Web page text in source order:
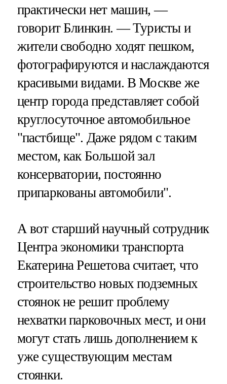
практически нет машин, —
говорит Блинкин. — Туристы и
жители свободно ходят пешком,
фотографируются и наслаждаются
красивыми видами. В Москве же
центр города представляет собой
круглосуточное автомобильное
"пастбище". Даже рядом с таким
местом, как Большой зал
консерватории, постоянно
припаркованы автомобили".
А вот старший научный сотрудник
Центра экономики транспорта
Екатерина Решетова считает, что
строительство новых подземных
стоянок не решит проблему
нехватки парковочных мест, и они
могут стать лишь дополнением к
уже существующим местам
стоянки.